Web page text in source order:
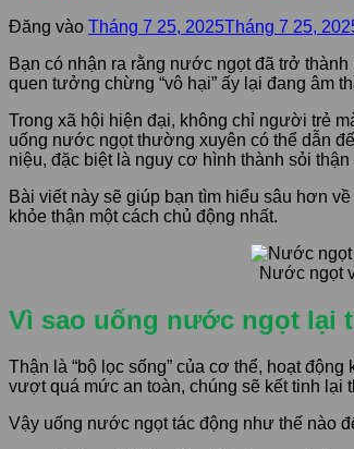
Đăng vào Tháng 7 25, 2025Tháng 7 25,
Bạn có nhận ra rằng nước ngọt đã trở
quen tưởng chừng “vô hại” ấy lại đang âm
Trong xã hội hiện đại, không chỉ người trẻ
uống nước ngọt thường xuyên có thể dẫn
niệu, đặc biệt là nguy cơ hình thành sỏi
Bài viết này sẽ giúp bạn tìm hiểu sâu hơn
khỏe thận một cách chủ động nhất.
Nước ngọt
Vì sao uống nước ngọt lại
Thận là “bộ lọc sống” của cơ thể, hoạt
vượt quá mức an toàn, chúng sẽ kết tinh lại
Vậy uống nước ngọt tác động như thế nào